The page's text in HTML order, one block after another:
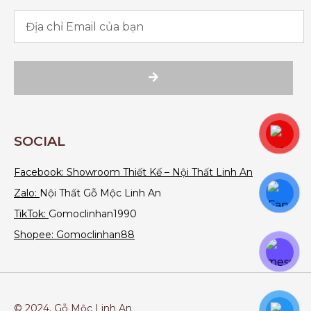
SOCIAL
Facebook: Showroom Thiết Kế – Nội Thất Linh An
Zalo: Nội Thất Gỗ Mộc Linh An
TikTok: Gomoclinhan1990
Shopee: Gomoclinhan88
© 2024, Gỗ Mộc Linh An